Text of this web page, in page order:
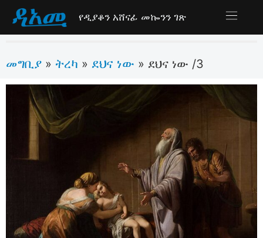
የዲያቆን አሸናፊ መኰንን ገጽ
መግቢያ » ትረካ » ደህና ነው » ደህና ነው /3